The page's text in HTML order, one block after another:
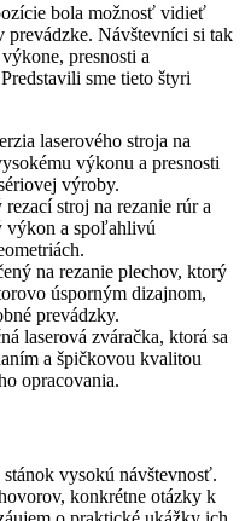
bola možnosť vidieť
prevádzke. Návštevníci si tak
presnosti a
sme tieto štyri
laserového stroja na
výkonu a presnosti
výroby.
stroj na rezanie rúr a
výkon a spoľahlivú
na rezanie plechov, ktorý
úsporným dizajnom,
prevádzky.
laserová zváračka, ktorá sa
a špičkovou kvalitou
opracovania.
vysokú návštevnosť.
konkrétne otázky k